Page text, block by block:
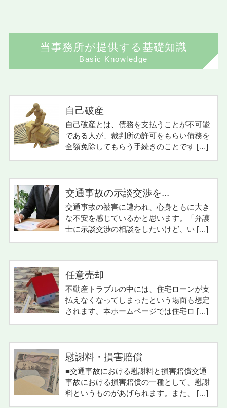
当事務所が提供する基礎知識
Basic Knowledge
自己破産
自己破産とは、債務を支払うことが不可能
である人が、裁判所の許可をもらい債務を
全額免除してもらう手続きのことです […]
交通事故の示談交渉を...
交通事故の被害に遭われ、心身ともに大き
な不安を感じているかと思います。「弁護
士に示談交渉の相談をしたいけど、い […]
任意売却
不動産トラブルの中には、住宅ローンが支
払えなくなってしまったという場面も想定
されます。本ホームページでは住宅ロ […]
慰謝料・損害賠償
■交通事故における慰謝料と損害賠償交通
事故における損害賠償の一種として、慰謝
料というものがあげられます。また、 […]